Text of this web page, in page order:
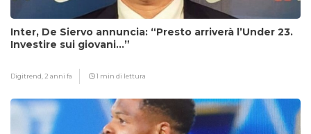
Inter, De Siervo annuncia: “Presto arriverà l’Under 23.
Investire sui giovani…”
Digitrend, 2 anni fa 1 min di lettura